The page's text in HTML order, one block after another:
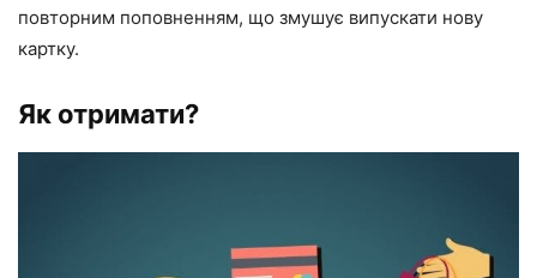
повторним поповненням, що змушує випускати нову
картку.
Як отримати?